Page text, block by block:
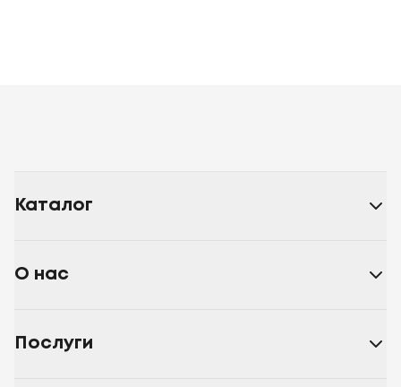
Каталог
О нас
Послуги